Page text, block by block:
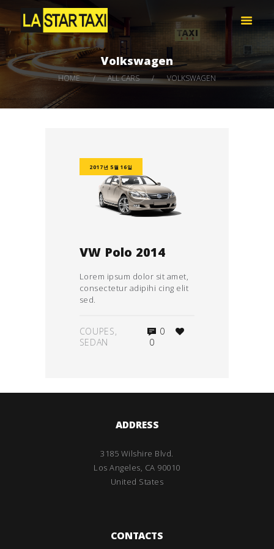
Volkswagen
HOME ALL CARS VOLKSWAGEN
LA STAR TAXI -엘에이 스타 택시
엘에이 한인 택시 – 공항 픽업 -최저가
HOME
서비스
택시 예약
2017년 5월 16일
VW Polo 2014
Lorem ipsum dolor sit amet,
consectetur adipihi cing elit
sed.
COUPES,
SEDAN
0
0
ADDRESS
3185 Wilshire Blvd.
Los Angeles, CA 90010
United States
CONTACTS